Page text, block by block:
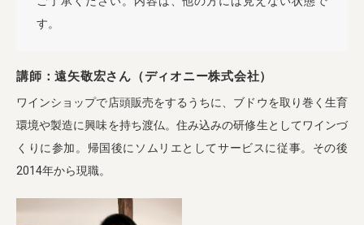
す。
講師：遠矢敬宏さん（ディオニー株式会社）
ワインショップで店頭販売をするうちに、ブドウを取り巻く生育
環境や製造に興味を持ち渡仏。住み込みの研修生としてワインづ
くりに参加。帰国後にソムリエとしてサービスに従事。その後
2014年から現職。